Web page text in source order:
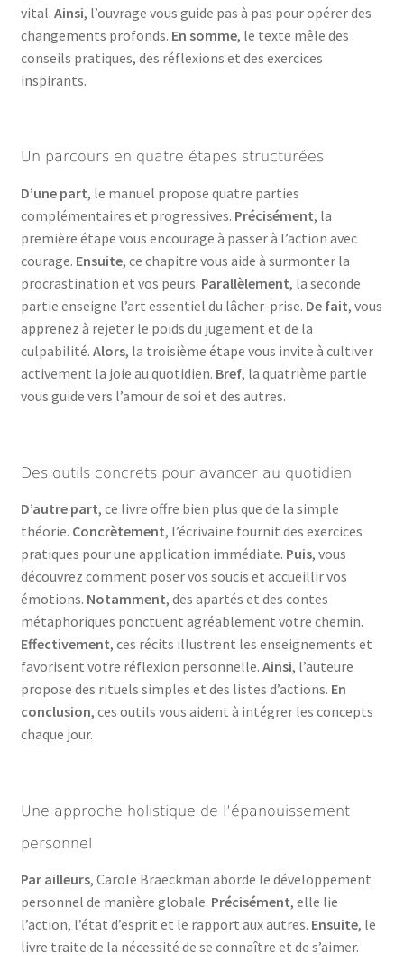
vital. Ainsi, l’ouvrage vous guide pas à pas pour opérer des
changements profonds. En somme, le texte mêle des
conseils pratiques, des réflexions et des exercices
inspirants.
Un parcours en quatre étapes structurées
D’une part, le manuel propose quatre parties
complémentaires et progressives. Précisément, la
première étape vous encourage à passer à l’action avec
courage. Ensuite, ce chapitre vous aide à surmonter la
procrastination et vos peurs. Parallèlement, la seconde
partie enseigne l’art essentiel du lâcher-prise. De fait, vous
apprenez à rejeter le poids du jugement et de la
culpabilité. Alors, la troisième étape vous invite à cultiver
activement la joie au quotidien. Bref, la quatrième partie
vous guide vers l’amour de soi et des autres.
Des outils concrets pour avancer au quotidien
D’autre part, ce livre offre bien plus que de la simple
théorie. Concrètement, l’écrivaine fournit des exercices
pratiques pour une application immédiate. Puis, vous
découvrez comment poser vos soucis et accueillir vos
émotions. Notamment, des apartés et des contes
métaphoriques ponctuent agréablement votre chemin.
Effectivement, ces récits illustrent les enseignements et
favorisent votre réflexion personnelle. Ainsi, l’auteure
propose des rituels simples et des listes d’actions. En
conclusion, ces outils vous aident à intégrer les concepts
chaque jour.
Une approche holistique de l’épanouissement
personnel
Par ailleurs, Carole Braeckman aborde le développement
personnel de manière globale. Précisément, elle lie
l’action, l’état d’esprit et le rapport aux autres. Ensuite, le
livre traite de la nécessité de se connaître et de s’aimer.